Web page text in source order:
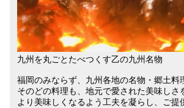
九州を丸ごとたべつくす乙の九州名物
福岡のみならず、九州各地の名物・郷土料
そのどの料理も、地元で愛された美味しさ
より美味しくなるよう工夫を凝らし、ご提